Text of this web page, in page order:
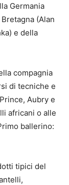
Germania
(Alan
e della
compagnia
di tecniche e
Aubry e
africani o alle
ballerino:
tipici del